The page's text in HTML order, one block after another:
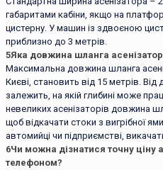
габаритами кабіни, якщо на
цистерну. У машин із здвоєною
приблизно до 3 метрів.
5Яка довжина шланга
Максимальна довжина шланга
Києві, становить від 15 метрів.
залежить, на якій глибині може
невеликих асенізаторів довжина
щоб відкачати стоки з вигрібної
автомийці чи підприємстві,
6Чи можна дізнатися точну ціну
телефоном?